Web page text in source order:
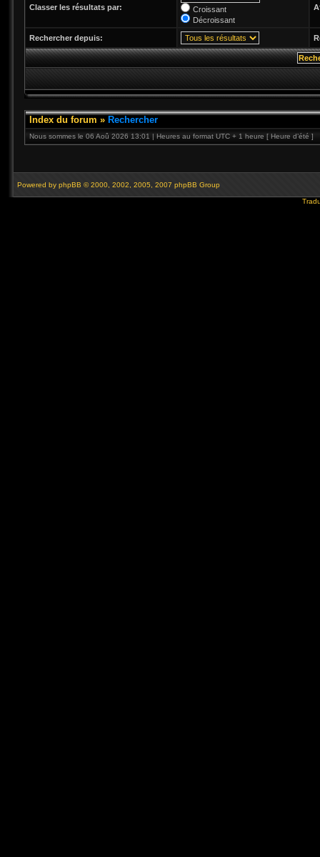
Classer les résultats par:
Croissant
Décroissant
Rechercher depuis:
Index du forum » Rechercher
Nous sommes le 06 Aoû 2026 13:01 | Heures au format UTC + 1 heure [ Heure d’été ]
Powered by phpBB © 2000, 2002, 2005, 2007 phpBB Group